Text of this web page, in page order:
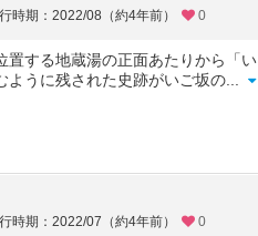
時期：2022/08（約4年前） 0
置する地蔵湯の正面あたりから「
ように残された史跡がいご坂の
時期：2022/07（約4年前） 0